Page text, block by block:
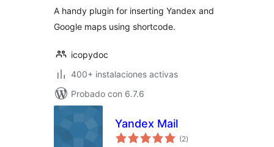
A handy plugin for inserting Yandex and
Google maps using shortcode.
icopydoc
400+ instalaciones activas
Probado con 6.7.6
Yandex Mail
(2total
de
)